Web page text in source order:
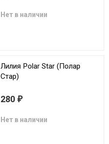
Нет в наличии
Лилия Polar Star (Полар
Стар)
280 ₽
Нет в наличии